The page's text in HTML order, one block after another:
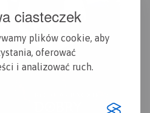
ciasteczek
plików cookie, aby
oferować
i analizować ruch.